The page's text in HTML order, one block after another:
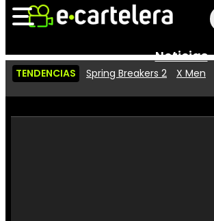
Noticias
Vídeos
TENDENCIAS Spring Breakers 2 X Men